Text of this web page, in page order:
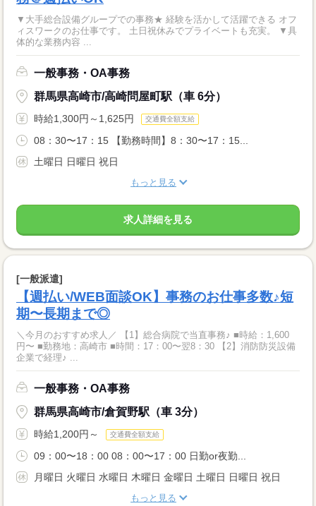
▼大手総合設備グループでの事務★ 経験を活かして活躍できる オフ
ィスワークのお仕事です。 土日祝休みでプライベートも充実。 ▼具
体的な業務内容 ...
一般事務・OA事務
群馬県高崎市/高崎問屋町駅（車 6分）
時給1,300円～1,625円 交通費全額支給
08：30〜17：15 【勤務時間】8：30〜17：15...
土曜日 日曜日 祝日
もっと見る
求人詳細を見る
[一般派遣]
【週払い/WEB面談OK】事務のお仕事多数♪短
期〜長期まで◎
＼今月のおすすめ求人／ 【1】総合病院で当直事務♪ ■時給：1,600
円〜 ■勤務地：高崎市 ■時間：17：00〜翌8：30 【2】消防防災設備
企業で経理♪ ...
一般事務・OA事務
群馬県高崎市/倉賀野駅（車 3分）
時給1,200円～ 交通費全額支給
09：00〜18：00 08：00〜17：00 日勤or夜勤...
月曜日 火曜日 水曜日 木曜日 金曜日 土曜日 日曜日 祝日
もっと見る